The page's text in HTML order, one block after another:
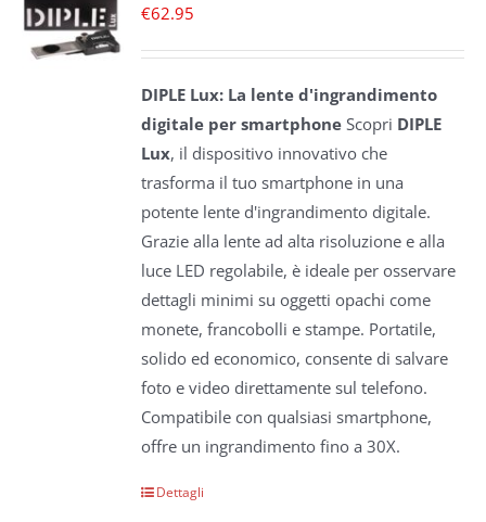
€62.95
DIPLE Lux: La lente d'ingrandimento
digitale per smartphone Scopri DIPLE
Lux, il dispositivo innovativo che
trasforma il tuo smartphone in una
potente lente d'ingrandimento digitale.
Grazie alla lente ad alta risoluzione e alla
luce LED regolabile, è ideale per osservare
dettagli minimi su oggetti opachi come
monete, francobolli e stampe. Portatile,
solido ed economico, consente di salvare
foto e video direttamente sul telefono.
Compatibile con qualsiasi smartphone,
offre un ingrandimento fino a 30X.
Dettagli